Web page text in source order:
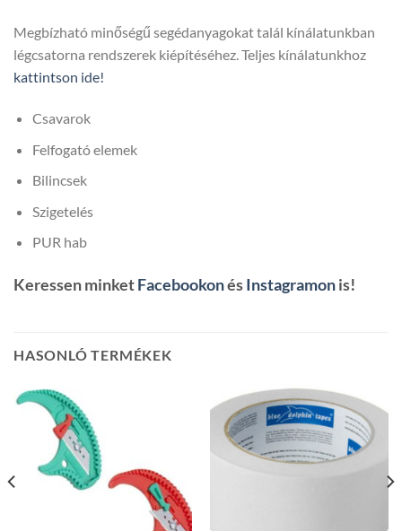
Megbízható minőségű segédanyagokat talál kínálatunkban
légcsatorna rendszerek kiépítéséhez. Teljes kínálatunkhoz
kattintson ide!
Csavarok
Felfogató elemek
Bilincsek
Szigetelés
PUR hab
Keressen minketFacebookonésInstagramonis!
HASONLÓ TERMÉKEK